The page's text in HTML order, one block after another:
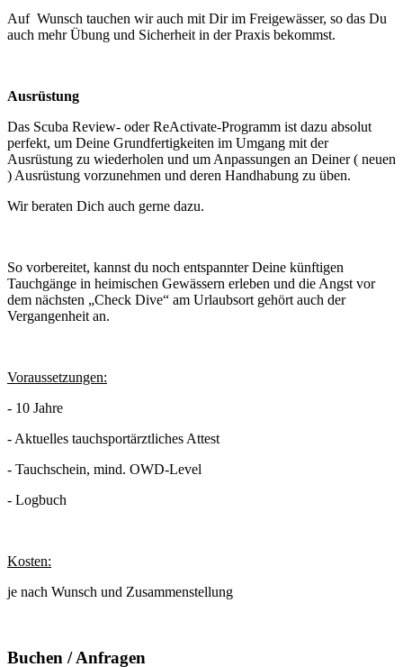
Auf Wunsch tauchen wir auch mit Dir im Freigewässer, so das Du
auch mehr Übung und Sicherheit in der Praxis bekommst.
Ausrüstung
Das Scuba Review- oder ReActivate-Programm ist dazu absolut
perfekt, um Deine Grundfertigkeiten im Umgang mit der
Ausrüstung zu wiederholen und um Anpassungen an Deiner ( neuen
) Ausrüstung vorzunehmen und deren Handhabung zu üben.
Wir beraten Dich auch gerne dazu.
So vorbereitet, kannst du noch entspannter Deine künftigen
Tauchgänge in heimischen Gewässern erleben und die Angst vor
dem nächsten „Check Dive“ am Urlaubsort gehört auch der
Vergangenheit an.
Voraussetzungen:
- 10 Jahre
- Aktuelles tauchsportärztliches Attest
- Tauchschein, mind. OWD-Level
- Logbuch
Kosten:
je nach Wunsch und Zusammenstellung
Buchen / Anfragen